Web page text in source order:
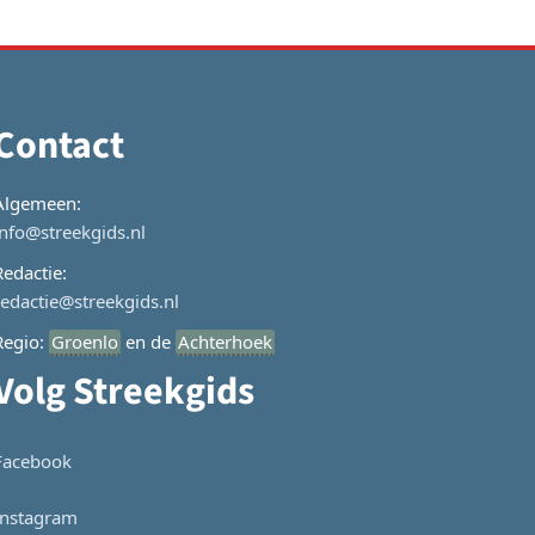
Groenlo en de Achterhoek
Streekgids